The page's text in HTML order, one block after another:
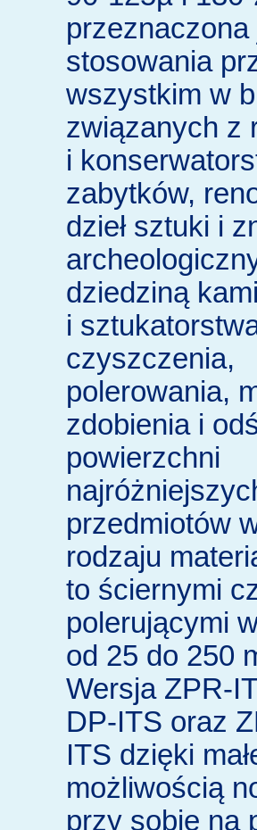
przeznaczona
stosowania
wszystkim w
związanych z
i
zabytków,
dzieł sztuki i
dziedziną
i
czyszczenia,
polerowania,
zdobienia i
powierzchni
przedmiotów
rodzaju
to ściernymi
polerującymi
od 25 do 250
Wersja ZPR-
DP-ITS oraz
ITS dzięki
możliwością
przy sobie na